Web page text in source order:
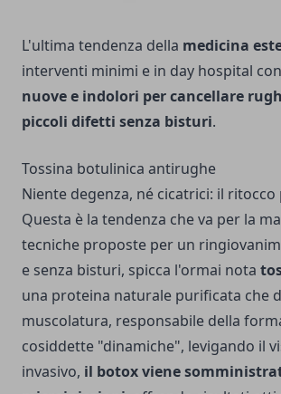
L'ultima tendenza della medicina
interventi minimi e in day hospital con
nuove e indolori per cancellare
piccoli difetti senza bisturi.
Tossina botulinica antirughe
Niente degenza, né cicatrici: il
Questa è la tendenza che va per la
tecniche proposte per un
e senza bisturi, spicca l'ormai nota
una proteina naturale purificata che
muscolatura, responsabile della
cosiddette "dinamiche", levigando il
invasivo, il botox viene